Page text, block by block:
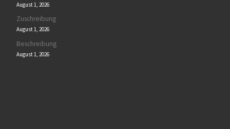
August 1, 2026
Zuschreibung
August 1, 2026
Beschreibung
August 1, 2026